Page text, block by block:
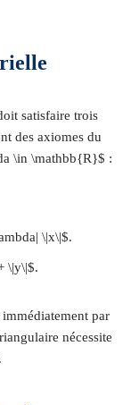
satisfaire trois
des axiomes du
\in \mathbb{R}$ :
\|x\|$.
\|y\|$.
par
nécessite